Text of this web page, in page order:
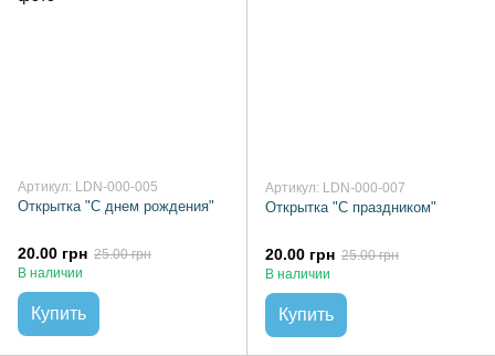
Артикул: LDN-000-005
Открытка "С днем ​​рождения"
20.00 грн 25.00 грн
В наличии
Купить
Артикул: LDN-000-007
Открытка "С праздником"
20.00 грн 25.00 грн
В наличии
Купить